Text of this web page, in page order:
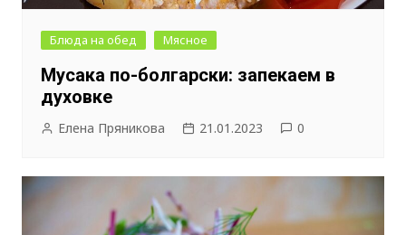
Блюда на обед Мясное
Мусака по-болгарски: запекаем в
духовке
Елена Пряникова 21.01.2023 0